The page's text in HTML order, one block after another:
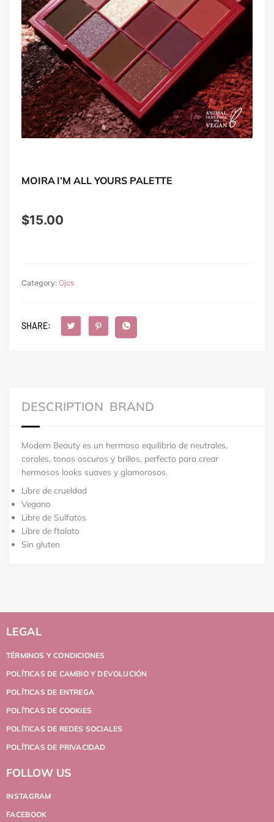
MOIRA I’M ALL YOURS PALETTE
$15.00
Category: Ojos
SHARE:
DESCRIPTION BRAND
Modern Beauty es un hermoso equilibrio de neutrales,
corales, tonos oscuros y brillos, perfecto para crear
hermosos looks suaves y glamorosos.
Libre de crueldad
Vegano
Libre de Sulfatos
Libre de ftalato
Sin gluten
LEGAL
TÉRMINOS Y CONDICIONES
POLÍTICAS DE CAMBIO Y DEVOLUCIÓN
POLÍTICAS DE ENTREGA
POLÍTICAS DE COOKIES
POLÍTICAS DE REDES SOCIALES
POLÍTICAS DE PRIVACIDAD
FOLLOW US
INSTAGRAM
FACEBOOK